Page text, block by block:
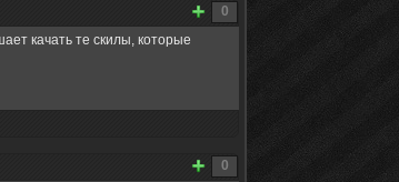
0
качать те скилы, которые
0